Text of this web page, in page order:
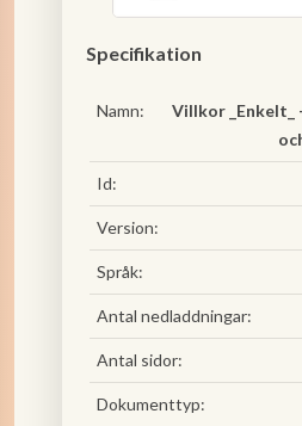
Specifikation
Namn:
Villkor
Id:
Version:
Språk:
Antal nedladdningar:
Antal sidor:
Dokumenttyp: